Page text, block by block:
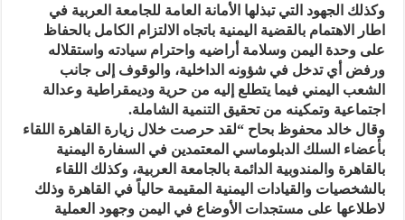
وكذلك الجهود التي تبذلها الأمانة العامة للجامعة العربية في
اطار الاهتمام بالقضية اليمنية باتجاه الالتزام الكامل بالحفاظ
على وحدة اليمن وسلامة أراضيه واحترام سيادته واستقلاله
ورفض أي تدخل في شؤونه الداخلية، والوقوف إلى جانب
الشعب اليمني فيما يتطلع إليه من حرية وديمقراطية وعدالة
اجتماعية وتمكينه من تحقيق التنمية الشاملة.
وقال خالد محفوظ بحاح “لقد حرصت خلال زيارة القاهرة اللقاء
بأعضاء السلك الدبلوماسي المعتمدين في السفارة اليمنية
بالقاهرة والمندوبية الدائمة بالجامعة العربية، وكذلك اللقاء
بالشخصيات والقيادات اليمنية المقيمة حالياً في القاهرة وذلك
لاطلاعها على مستجدات الأوضاع في اليمن وجهود العملية